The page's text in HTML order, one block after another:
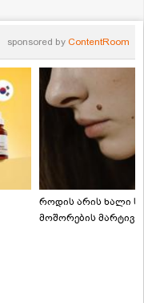
sponsored by ContentRoom
როდის არის ხალი
მოშორების